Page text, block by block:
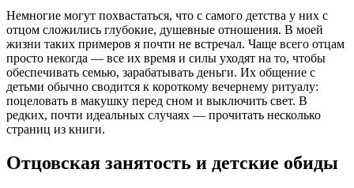
Немногие могут похвастаться, что с самого детства у них с
отцом сложились глубокие, душевные отношения. В моей
жизни таких примеров я почти не встречал. Чаще всего отцам
просто некогда — все их время и силы уходят на то, чтобы
обеспечивать семью, зарабатывать деньги. Их общение с
детьми обычно сводится к короткому вечернему ритуалу:
поцеловать в макушку перед сном и выключить свет. В
редких, почти идеальных случаях — прочитать несколько
страниц из книги.
Отцовская занятость и детские обиды